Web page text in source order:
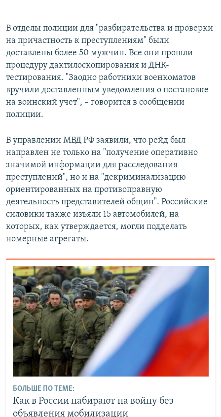
В отделы полиции для "разбирательства и проверки
на причастность к преступлениям" были
доставлены более 50 мужчин. Все они прошли
процедуру дактилоскопирования и ДНК-
тестирования. "Заодно работники военкоматов
вручили доставленным уведомления о постановке
на воинский учет", – говорится в сообщении
полиции.
В управлении МВД РФ заявили, что рейд был
направлен не только на "получение оперативно
значимой информации для расследования
преступлений", но и на "декриминализацию
ориентированных на противоправную
деятельность представителей общин". Российские
силовики также изъяли 15 автомобилей, на
которых, как утверждается, могли подделать
номерные агрегаты.
БОЛЬШЕ ПО ТЕМЕ:
Как в России набирают на войну без
объявления мобилизации